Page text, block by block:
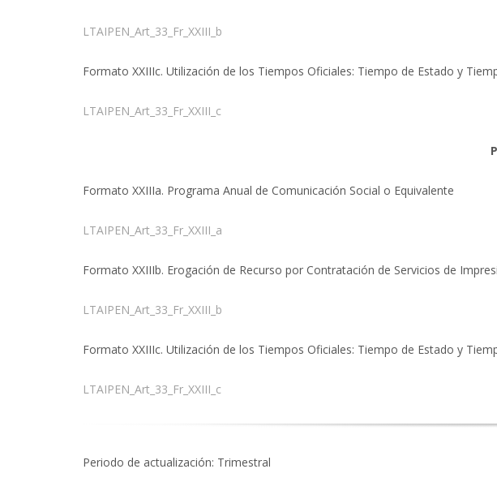
LTAIPEN_Art_33_Fr_XXIII_b
Formato XXIIIc. Utilización de los Tiempos Oficiales: Tiempo de Estado y
LTAIPEN_Art_33_Fr_XXIII_c
Formato XXIIIa. Programa Anual de Comunicación Social o Equivalente
LTAIPEN_Art_33_Fr_XXIII_a
Formato XXIIIb. Erogación de Recurso por Contratación de Servicios de
LTAIPEN_Art_33_Fr_XXIII_b
Formato XXIIIc. Utilización de los Tiempos Oficiales: Tiempo de Estado y
LTAIPEN_Art_33_Fr_XXIII_c
Periodo de actualización: Trimestral